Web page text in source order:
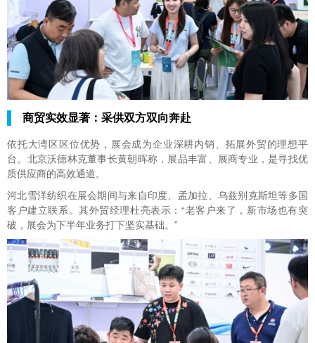
商贸实效显著：采供双方双向奔赴
依托大湾区区位优势，展会成为企业深耕内销、拓展外贸的理想平
台。北京沃德林克董事长黄朝晖称，展品丰富、展商专业，是寻找优
质供应商的高效通道。
河北雪洋纺织在展会期间与来自印度、孟加拉、乌兹别克斯坦等多国
客户建立联系。其外贸经理杜亮表示：“老客户来了，新市场也有突
破，展会为下半年业务打下坚实基础。”